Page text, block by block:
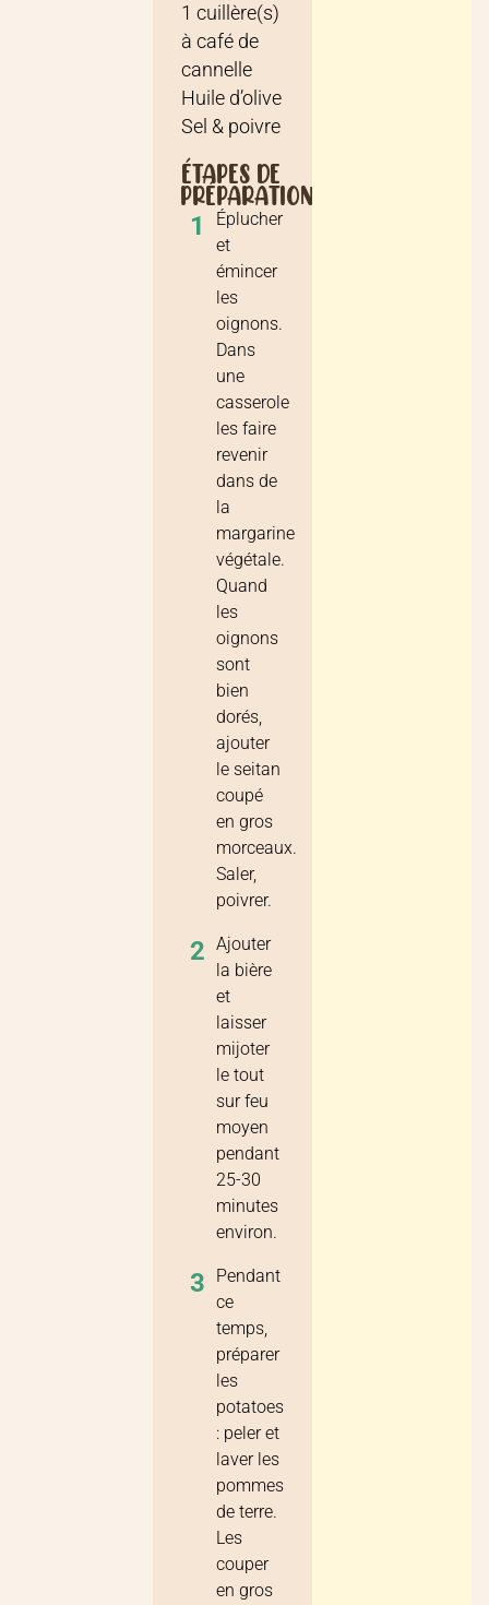
1 cuillère(s)
à café de
cannelle
Huile d’olive
Sel & poivre
ÉTAPES DE
PRÉPARATION
1
Éplucher
et
émincer
les
oignons.
Dans
une
casserole
les faire
revenir
dans de
la
margarine
végétale.
Quand
les
oignons
sont
bien
dorés,
ajouter
le seitan
coupé
en gros
morceaux.
Saler,
poivrer.
2 Ajouter
la bière
et
laisser
mijoter
le tout
sur feu
moyen
pendant
25-30
minutes
environ.
3
Pendant
ce
temps,
préparer
les
potatoes
: peler et
laver les
pommes
de terre.
Les
couper
en gros